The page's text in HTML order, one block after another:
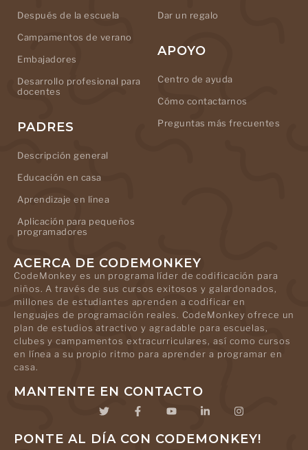
Después de la escuela
Campamentos de verano
Embajadores
Desarrollo profesional para
docentes
PADRES
Descripción general
Educación en casa
Aprendizaje en línea
Aplicación para pequeños
programadores
Dar un regalo
APOYO
Centro de ayuda
Cómo contactarnos
Preguntas más frecuentes
ACERCA DE CODEMONKEY
CodeMonkey es un programa líder de codificación para
niños. A través de sus cursos exitosos y galardonados,
millones de estudiantes aprenden a codificar en
lenguajes de programación reales. CodeMonkey ofrece un
plan de estudios atractivo y agradable para escuelas,
clubes y campamentos extracurriculares, así como cursos
en línea a su propio ritmo para aprender a programar en
casa.
MANTENTE EN CONTACTO
PONTE AL DÍA CON CODEMONKEY!